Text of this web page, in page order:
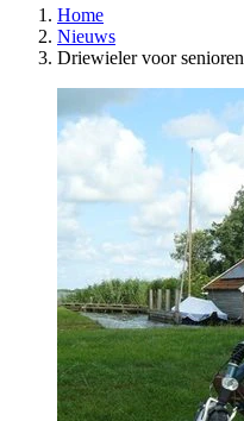
Home
Nieuws
Driewieler voor senioren